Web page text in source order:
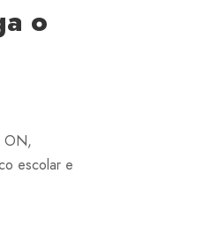
o
ON,
escolar e